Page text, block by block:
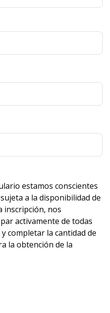
estamos conscientes
a la disponibilidad de
inscripción, nos
activamente de todas
completar la cantidad de
la obtención de la